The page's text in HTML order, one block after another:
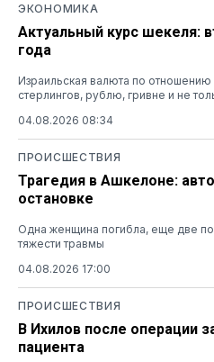
ЭКОНОМИКА
Актуальный курс шекеля:
года
Израильская валюта по
стерлингов, рублю, гривне и не
04.08.2026 08:34
ПРОИСШЕСТВИЯ
Трагедия в Ашкелоне:
остановке
Одна женщина погибла, еще две
тяжести травмы
04.08.2026 17:00
ПРОИСШЕСТВИЯ
В Ихилов после операции
пациента